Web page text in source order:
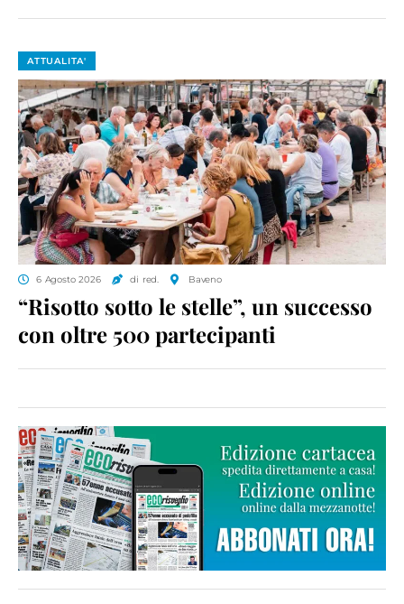
ATTUALITA'
6 Agosto 2026 di red. Baveno
“Risotto sotto le stelle”, un successo
con oltre 500 partecipanti